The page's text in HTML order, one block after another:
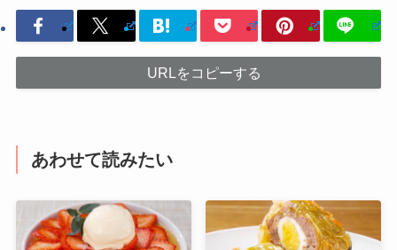
URLをコピーする
あわせて読みたい